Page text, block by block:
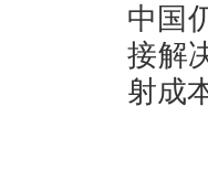
中国
接解
射成